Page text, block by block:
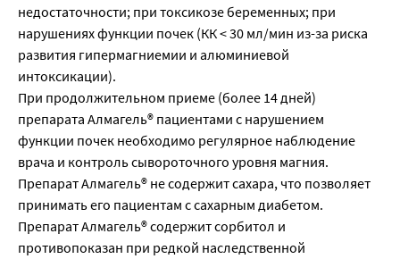
недостаточности; при токсикозе беременных; при
нарушениях функции почек (КК < 30 мл/мин из-за риска
развития гипермагниемии и алюминиевой
интоксикации).
При продолжительном приеме (более 14 дней)
препарата Алмагель® пациентами с нарушением
функции почек необходимо регулярное наблюдение
врача и контроль сывороточного уровня магния.
Препарат Алмагель® не содержит сахара, что позволяет
принимать его пациентам с сахарным диабетом.
Препарат Алмагель® содержит сорбитол и
противопоказан при редкой наследственной